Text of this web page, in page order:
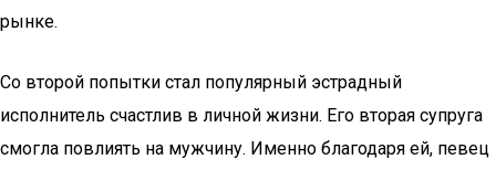
рынке.
Со второй попытки стал популярный эстрадный
исполнитель счастлив в личной жизни. Его вторая супруга
смогла повлиять на мужчину. Именно благодаря ей, певец